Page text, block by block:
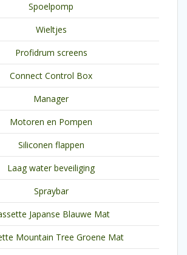
Spoelpomp
Wieltjes
Profidrum screens
Connect Control Box
Manager
Motoren en Pompen
Siliconen flappen
Laag water beveiliging
Spraybar
Japanse Blauwe Mat
Mountain Tree Groene Mat